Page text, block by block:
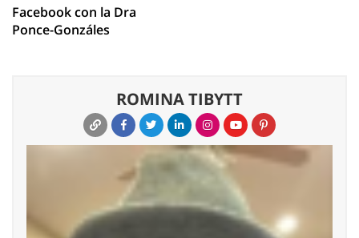
Facebook con la Dra
Ponce-Gonzáles
ROMINA TIBYTT